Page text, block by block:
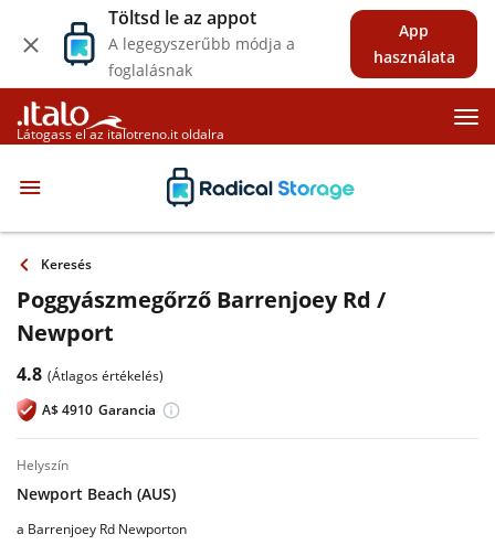
Töltsd le az appot
A legegyszerűbb módja a
foglalásnak
App
használata
Látogass el az italotreno.it oldalra
Keresés
Poggyászmegőrző Barrenjoey Rd /
Newport
4.8 (Átlagos értékelés)
A$4910 Garancia
helyszín
Newport Beach (AUS)
a Barrenjoey Rd Newporton